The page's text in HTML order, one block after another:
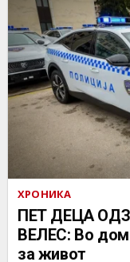
ХРОНИКА
ПЕТ ДЕЦА
ВЕЛЕС: Во
за живот